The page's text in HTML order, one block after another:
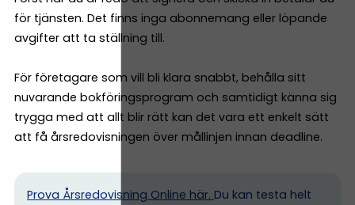
för tjänsten. Det finns inga abonnemang eller löpande
avgifter att ta ställning till.
För företagare som vill bli klara snabbt, behålla sitt
nuvarande bokföringsprogram och samtidigt känna sig
trygga med att allt blir rätt kan det vara ett enkelt sätt
att få årsredovisningen över mållinjen innan deadline.
Prova Årsredovisning Online här. Du kan testa helt